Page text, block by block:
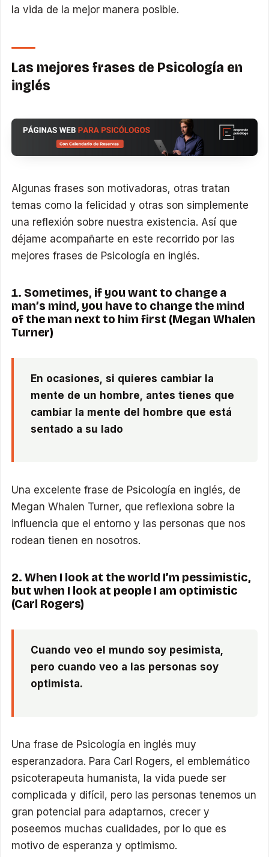
la vida de la mejor manera posible.
Las mejores frases de Psicología en
inglés
Algunas frases son motivadoras, otras tratan
temas como la felicidad y otras son simplemente
una reflexión sobre nuestra existencia. Así que
déjame acompañarte en este recorrido por las
mejores frases de Psicología en inglés.
1. Sometimes, if you want to change a
man’s mind, you have to change the mind
of the man next to him first (Megan Whalen
Turner)
En ocasiones, si quieres cambiar la
mente de un hombre, antes tienes que
cambiar la mente del hombre que está
sentado a su lado
Una excelente frase de Psicología en inglés, de
Megan Whalen Turner, que reflexiona sobre la
influencia que el entorno y las personas que nos
rodean tienen en nosotros.
2. When I look at the world I’m pessimistic,
but when I look at people I am optimistic
(Carl Rogers)
Cuando veo el mundo soy pesimista,
pero cuando veo a las personas soy
optimista.
Una frase de Psicología en inglés muy
esperanzadora. Para Carl Rogers, el emblemático
psicoterapeuta humanista, la vida puede ser
complicada y difícil, pero las personas tenemos un
gran potencial para adaptarnos, crecer y
poseemos muchas cualidades, por lo que es
motivo de esperanza y optimismo.